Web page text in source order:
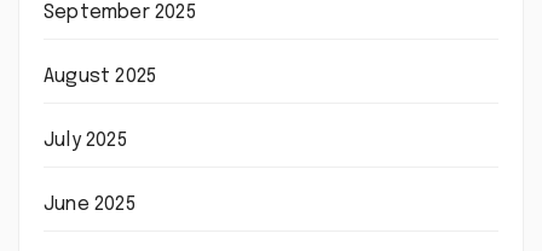
September 2025
August 2025
July 2025
June 2025